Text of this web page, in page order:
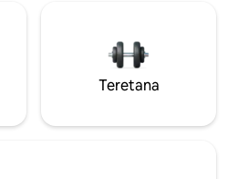
Teretana